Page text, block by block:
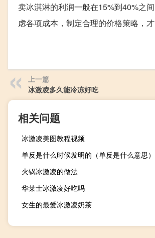
卖冰淇淋的利润一般在15%到40%之
虑各项成本，制定合理的价格策略，才
上一篇
冰激凌多久能冷冻好吃
相关问题
冰激凌美图教程视频
单反是什么时候发明的（单反是什么意思）
火锅冰激凌的做法
华莱士冰激凌好吃吗
女生的最爱冰激凌奶茶